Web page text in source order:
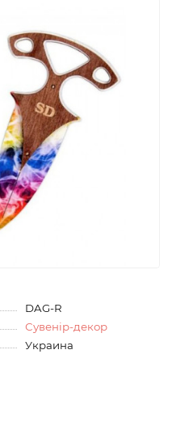
DAG-R
Сувенір-декор
Украина